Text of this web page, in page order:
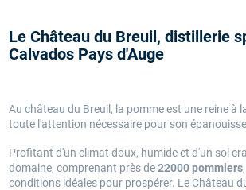
Le Château du Breuil, distillerie
Calvados Pays d'Auge
Au château du Breuil, la pomme est une reine à
toute l'attention nécessaire pour son
Profitant d'un climat doux, humide et d'un sol
domaine, comprenant près de22000 pommiers
conditions idéales pour prospérer. Le Château